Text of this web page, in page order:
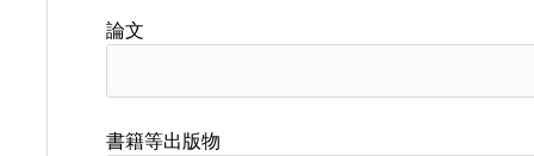
論文
書籍等出版物